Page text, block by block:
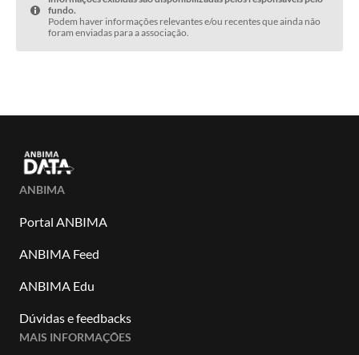
fundo.
Podem haver informações relevantes e/ou recentes que ainda não
foram enviadas para a associação.
ANBIMA
Portal ANBIMA
ANBIMA Feed
ANBIMA Edu
Dúvidas e feedbacks
MAIS INFORMAÇÕES